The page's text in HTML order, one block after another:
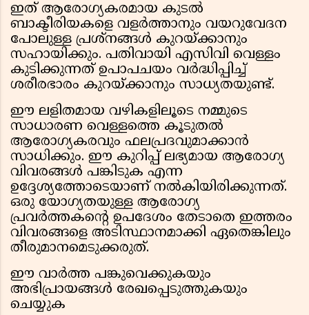
ഇത് ആരോഗ്യകരമായ കുടൽ
ബാക്ടീരിയകളെ വളർത്താനും വയറുവേദന
പോലുള്ള പ്രശ്നങ്ങൾ കുറയ്ക്കാനും
സഹായിക്കും. പതിവായി എസിവി വെള്ളം
കുടിക്കുന്നത് ഉപാപചയം വർദ്ധിപ്പിച്ച്
ശരീരഭാരം കുറയ്ക്കാനും സാധ്യതയുണ്ട്.
ഈ ലളിതമായ വഴികളിലൂടെ നമ്മുടെ
സാധാരണ വെള്ളത്തെ കൂടുതൽ
ആരോഗ്യകരവും ഫലപ്രദവുമാക്കാൻ
സാധിക്കും. ഈ കുറിപ്പ് ലഭ്യമായ ആരോഗ്യ
വിവരങ്ങൾ പങ്കിടുക എന്ന
ഉദ്ദേശ്യത്തോടെയാണ് നൽകിയിരിക്കുന്നത്.
ഒരു യോഗ്യതയുള്ള ആരോഗ്യ
പ്രവർത്തകൻ്റെ ഉപദേശം തേടാതെ ഇത്തരം
വിവരങ്ങളെ അടിസ്ഥാനമാക്കി ഏതെങ്കിലും
തീരുമാനമെടുക്കരുത്.
ഈ വാർത്ത പങ്കുവെക്കുകയും
അഭിപ്രായങ്ങൾ രേഖപ്പെടുത്തുകയും
ചെയ്യുക